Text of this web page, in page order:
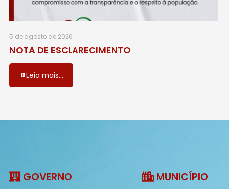
5 de agosto de 2026
NOTA DE ESCLARECIMENTO
Leia mais...
GOVERNO MUNICÍPIO